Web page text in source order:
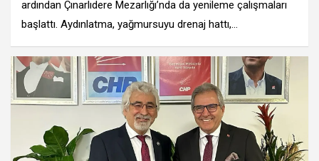
ardından Çınarlıdere Mezarlığı’nda da yenileme çalışmaları
başlattı. Aydınlatma, yağmursuyu drenaj hattı,…